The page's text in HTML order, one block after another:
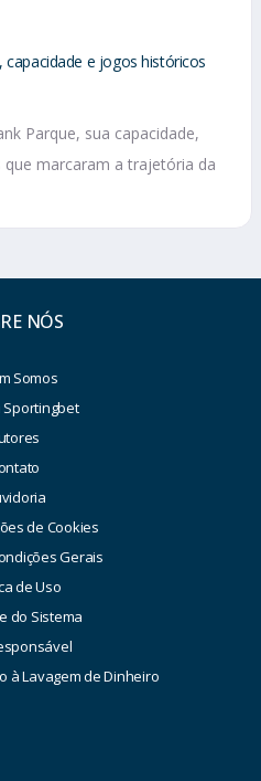
capacidade e jogos históricos
Parque, sua capacidade,
marcaram a trajetória da
NÓS
Somos
Sportingbet
de Cookies
Gerais
de Uso
do Sistema
à Lavagem de Dinheiro